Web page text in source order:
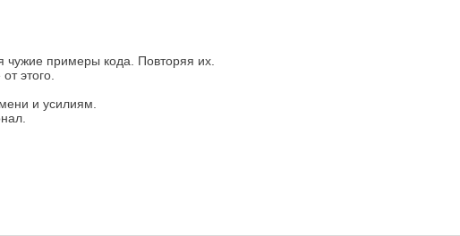
чужие примеры кода. Повторяя их.
этого.
и усилиям.